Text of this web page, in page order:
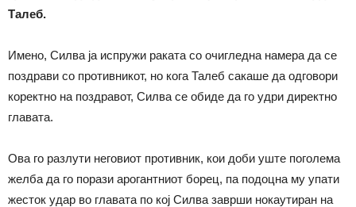
Талеб.
Имено, Силва ја испружи раката со очигледна намера да се
поздрави со противникот, но кога Талеб сакаше да одговори
коректно на поздравот, Силва се обиде да го удри директно
главата.
Ова го разлути неговиот противник, кои доби уште поголема
желба да го порази арогантниот борец, па подоцна му упати
жесток удар во главата по кој Силва заврши нокаутиран на